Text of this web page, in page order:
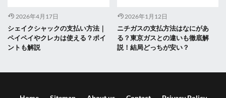
2026年4月17日
シェイクシャックの支払い方法｜
ペイペイやクレカは使える？ポイ
ントも解説
2026年1月12日
ニチガスの支払方法はなにがあ
る？東京ガスとの違いも徹底解
説！結局どっちが安い？